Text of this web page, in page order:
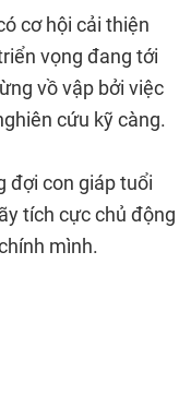
cơ hội cải thiện
vọng đang tới
vồ vập bởi việc
cứu kỹ càng.
đợi con giáp tuổi
tích cực chủ động
mình.